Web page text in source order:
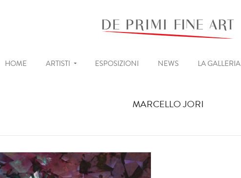
HOME ARTISTI ESPOSIZIONI NEWS LA GALLERIA
MARCELLO JORI